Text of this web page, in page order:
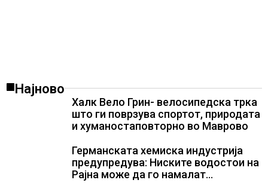
Најново
Халк Вело Грин- велосипедска трка
што ги поврзува спортот, природата
и хуманостаповторно во Маврово
Германската хемиска индустрија
предупредува: Ниските водостои на
Рајна може да го намалат